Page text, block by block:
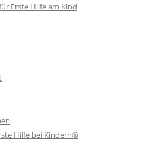
Erste Hilfe am Kind
Hilfe bei Kindern®